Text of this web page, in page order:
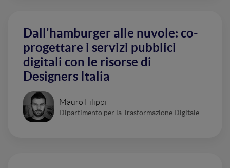
Dall'hamburger alle nuvole: co-
progettare i servizi pubblici
digitali con le risorse di
Designers Italia
Mauro Filippi
Dipartimento per la Trasformazione Digitale